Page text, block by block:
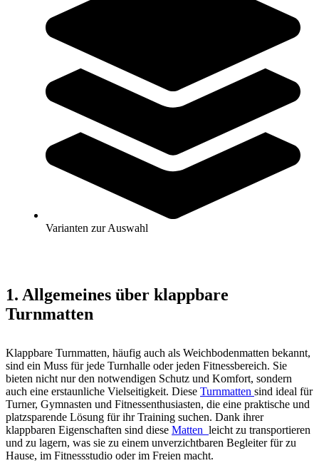
Varianten zur Auswahl
Klappbare Turnmatte Kaufberatung
Erfahren Sie alles, was Sie über den Kauf einer klappbaren
Turnmatte wissen müssen. Unser umfassender Kaufratgeber hilft
Ihnen, die perfekte Matte für Ihre sportlichen Bedürfnisse zu finden,
egal ob für das Kinderzimmer oder das professionelle Fitnessstudio.
1. Allgemeines über klappbare Turnmatten
2. Wichtige Eigenschaften
3. Anwendungsbereiche
4. Pflege und Wartung
6. FAQs beim Kauf einer klappbaren Turnmatte
7. Kontakt
1. Allgemeines über klappbare
Turnmatten
Klappbare Turnmatten, häufig auch als Weichbodenmatten bekannt,
sind ein Muss für jede Turnhalle oder jeden Fitnessbereich. Sie
bieten nicht nur den notwendigen Schutz und Komfort, sondern
auch eine erstaunliche Vielseitigkeit. Diese Turnmatten sind ideal für
Turner, Gymnasten und Fitnessenthusiasten, die eine praktische und
platzsparende Lösung für ihr Training suchen. Dank ihrer
klappbaren Eigenschaften sind diese Matten leicht zu transportieren
und zu lagern, was sie zu einem unverzichtbaren Begleiter für zu
Hause, im Fitnessstudio oder im Freien macht.